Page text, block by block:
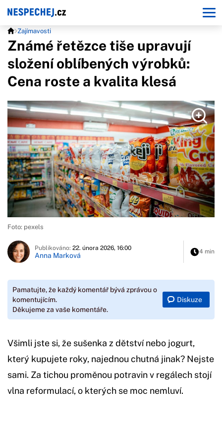
Zajímavosti
Známé řetězce tiše upravují
složení oblíbených výrobků:
Cena roste a kvalita klesá
Foto: pexels
Publikováno: 22. února 2026, 16:00
Anna Marková 4 min
Pamatujte, že každý komentář bývá zprávou o
komentujícím.
Děkujeme za vaše komentáře.
Diskuze
Všimli jste si, že sušenka z dětství nebo jogurt,
který kupujete roky, najednou chutná jinak? Nejste
sami. Za tichou proměnou potravin v regálech stojí
vlna reformulací, o kterých se moc nemluví.